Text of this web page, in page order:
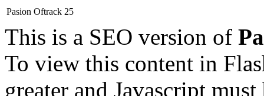
Pasion Oftrack 25
This is a SEO version of
To view this content in
greater and Javascript